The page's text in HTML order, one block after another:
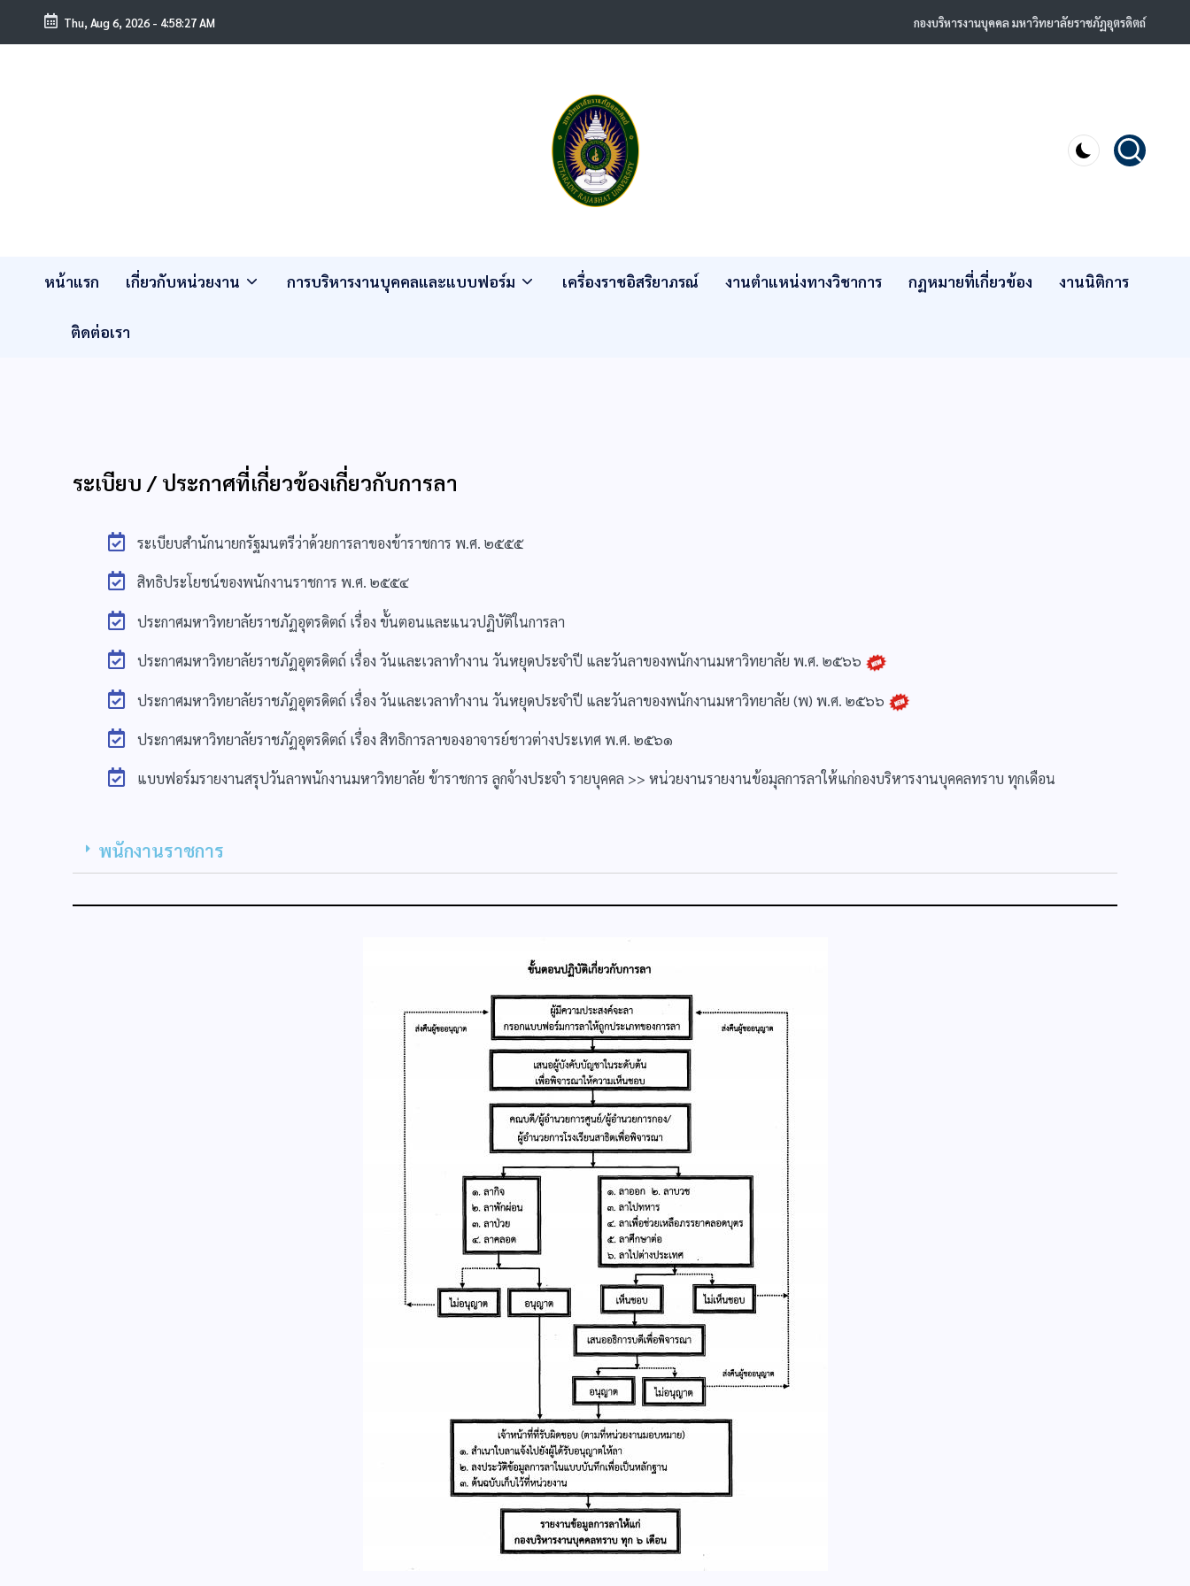
Thu, Aug 6, 2026 - 4:58:27 AM กองบริหารงานบุคคล มหาวิทยาลัยราชภัฏอุตรดิตถ์
หน้าแรก เกี่ยวกับหน่วยงาน การบริหารงานบุคคลและแบบฟอร์ม เครื่องราชอิสริยาภรณ์ งานตำแหน่งทางวิชาการ กฏหมายที่เกี่ยวข้อง งานนิติการ
ติดต่อเรา
ระเบียบ / ประกาศที่เกี่ยวข้องเกี่ยวกับการลา
ระเบียบสำนักนายกรัฐมนตรีว่าด้วยการลาของข้าราชการ พ.ศ. ๒๕๕๕
สิทธิประโยชน์ของพนักงานราชการ พ.ศ. ๒๕๕๔
ประกาศมหาวิทยาลัยราชภัฏอุตรดิตถ์ เรื่อง ขั้นตอนและแนวปฏิบัติในการลา
ประกาศมหาวิทยาลัยราชภัฏอุตรดิตถ์ เรื่อง วันและเวลาทำงาน วันหยุดประจำปี และวันลาของพนักงานมหาวิทยาลัย พ.ศ. ๒๕๖๖
ประกาศมหาวิทยาลัยราชภัฏอุตรดิตถ์ เรื่อง วันและเวลาทำงาน วันหยุดประจำปี และวันลาของพนักงานมหาวิทยาลัย (พ) พ.ศ. ๒๕๖๖
ประกาศมหาวิทยาลัยราชภัฏอุตรดิตถ์ เรื่อง สิทธิการลาของอาจารย์ชาวต่างประเทศ พ.ศ. ๒๕๖๑
แบบฟอร์มรายงานสรุปวันลาพนักงานมหาวิทยาลัย ข้าราชการ ลูกจ้างประจำ รายบุคคล >> หน่วยงานรายงานข้อมุลการลาให้แก่กองบริหารงานบุคคลทราบ ทุกเดือน
พนักงานราชการ